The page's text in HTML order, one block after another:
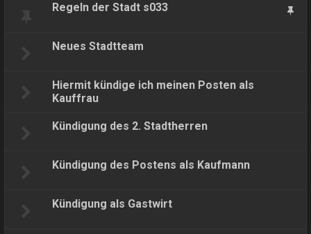
Regeln der Stadt s033
Neues Stadtteam
Hiermit kündige ich meinen Posten als
Kauffrau
Kündigung des 2. Stadtherren
Kündigung des Postens als Kaufmann
Kündigung als Gastwirt